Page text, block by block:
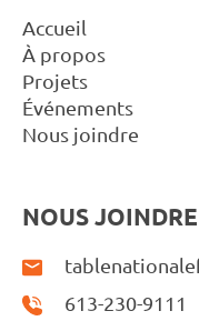
Accueil
À propos
Projets
Événements
Nous joindre
NOUS JOINDRE
613-230-9111